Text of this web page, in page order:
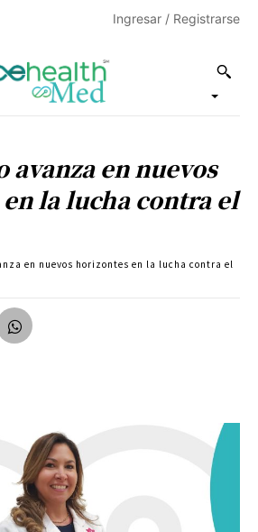
Ingresar / Registrarse
avanza en nuevos
la lucha contra el
en nuevos horizontes en la lucha contra el